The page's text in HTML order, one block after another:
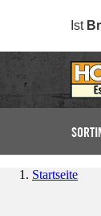
Ist
Startseite